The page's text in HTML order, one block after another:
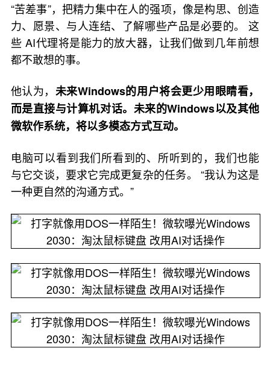
“苦差事”，把精力集中在人的强项，像是构思、创造
力、愿景、与人连结、了解哪些产品是必要的。 这
些 AI代理将是能力的放大器，让我们做到几年前想
都不敢想的事。
他认为， 未来Windows的用户将会更少用眼睛看，
而是直接与计算机对话。未来的Windows以及其他
微软作系统，将以多模态方式互动。
电脑可以看到我们所看到的、所听到的，我们也能
与它交谈，要求它完成更复杂的任务。 “我认为这是
一种更自然的沟通方式。”